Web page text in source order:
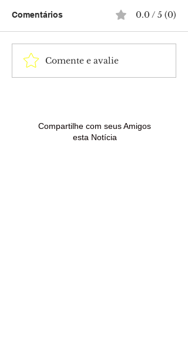
Sancionada lei que
amplia penas para
Comentários 0.0 / 5 (0)
Comente e avalie
Compartilhe com seus Amigos
esta Notícia